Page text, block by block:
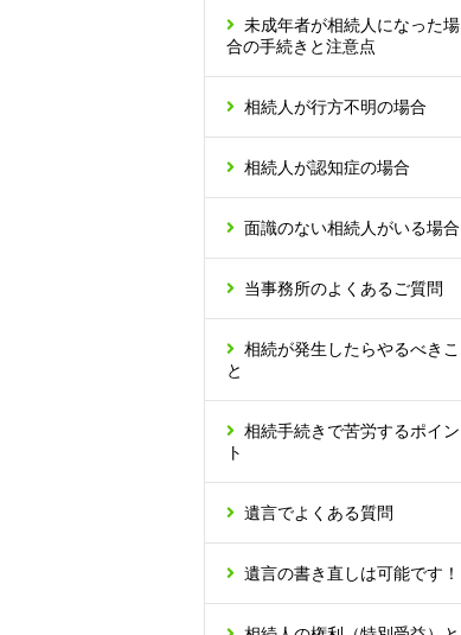
未成年者が相続人になった場
合の手続きと注意点
相続人が行方不明の場合
相続人が認知症の場合
面識のない相続人がいる場合
当事務所のよくあるご質問
相続が発生したらやるべきこ
と
相続手続きで苦労するポイン
ト
遺言でよくある質問
遺言の書き直しは可能です！